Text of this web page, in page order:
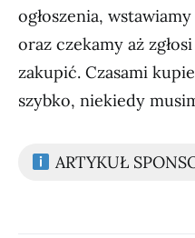
ogłoszenia,
oraz czekamy aż
zakupić. Czasami
szybko, niekiedy
ARTYKUŁ